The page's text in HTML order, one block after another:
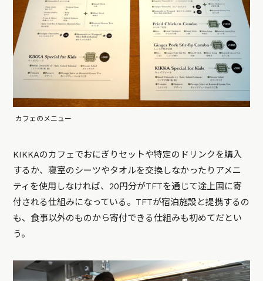
カフェのメニュー
KIKKAのカフェでおにぎりセットや特定のドリンクを購入
するか、寝室のシーツやタオルを交換しなかったりアメニ
ティを使用しなければ、20円分がTFTを通じて途上国に寄
付される仕組みになっている。TFTが宿泊施設と提携するの
も、食事以外のものから寄付できる仕組みも初めてだとい
う。